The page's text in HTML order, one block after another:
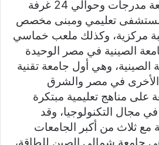
تضم هذه الجامعة سبعة مدرجات وحوالي 24 غرفة
مستشفى تعليمي ومبنى مخصص
مركزية، وكذلك ملعب خماسي
الصينية في مصر الوحيدة
الصينية، وهي أول جامعة تقنية
في مصر والشرق
على مناهج تعليمية مبتكرة
مجال التكنولوجيا، وقد
مع ثلاث من أكبر الجامعات